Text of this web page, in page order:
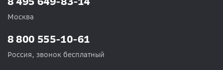
Москва
8 800 555-10-61
Россия, звонок бесплатный